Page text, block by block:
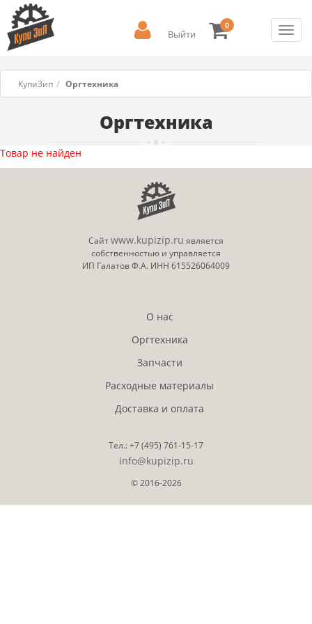
Выйти
0
КупиЗип Оргтехника
Оргтехника
Товар не найден
Сайтwww.kupizip.ru является
собственностью и управляется
ИП Галатов Ф.А. ИНН 615526064009
О нас
Оргтехника
Запчасти
Расходные материалы
Доставка и оплата
Тел.:+7 (495) 761-15-17
info@kupizip.ru
© 2016-2026